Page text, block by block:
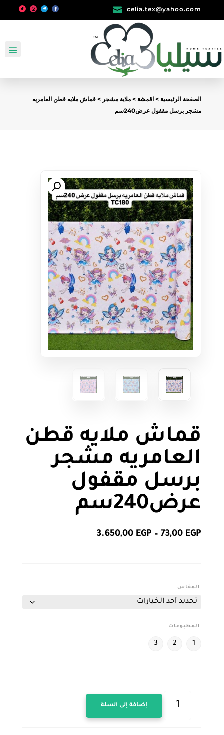
 celia.tex@yahoo.com
الصفحة الرئيسية > اقمشة > ملاية مشجر > قماش ملايه قطن العامريه
مشجر برسل مقفول عرض240سم
قماش ملايه قطن
العامريه مشجر
برسل مقفول
عرض240سم
73,00 EGP
–
3.650,00 EGP
نطاق
المقاس
المطبوعات
1
2
3
قماش إضافة إلى السلة